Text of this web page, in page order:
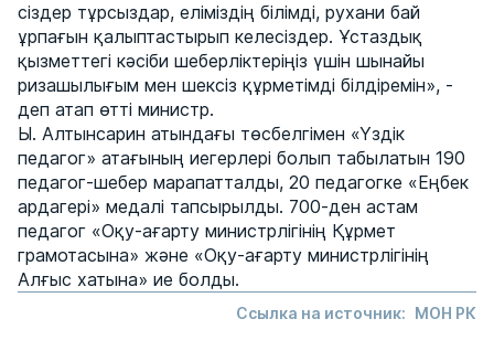
сіздер тұрсыздар, еліміздің білімді, рухани бай
ұрпағын қалыптастырып келесіздер. Ұстаздық
қызметтегі кәсіби шеберліктеріңіз үшін шынайы
ризашылығым мен шексіз құрметімді білдіремін», -
деп атап өтті министр.
Ы. Алтынсарин атындағы төсбелгімен «Үздік
педагог» атағының иегерлері болып табылатын 190
педагог-шебер марапатталды, 20 педагогке «Еңбек
ардагері» медалі тапсырылды. 700-ден астам
педагог «Оқу-ағарту министрлігінің Құрмет
грамотасына» және «Оқу-ағарту министрлігінің
Алғыс хатына» ие болды.
Ссылка на источник: МОН РК